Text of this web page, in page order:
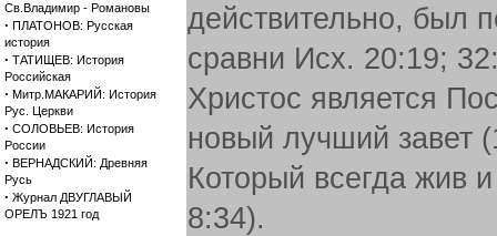
Св.Владимир - Романовы
· ПЛАТОНОВ: Русская
история
· ТАТИЩЕВ: История
Российская
· Митр.МАКАРИЙ: История
Рус. Церкви
· СОЛОВЬЕВ: История
России
· ВЕРНАДСКИЙ: Древняя
Русь
· Журнал ДВУГЛАВЫЙ
ОРЕЛЪ 1921 год
действительно, был
сравни Исх. 20:19;
Христос является
новый лучший завет
Который всегда жив
8:34).